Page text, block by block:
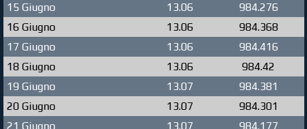
15 Giugno
13.06
984.276
16 Giugno
13.06
984.368
17 Giugno
13.06
984.416
18 Giugno
13.06
984.42
19 Giugno
13.07
984.381
20 Giugno
13.07
984.301
21 Giugno
13.07
984.177